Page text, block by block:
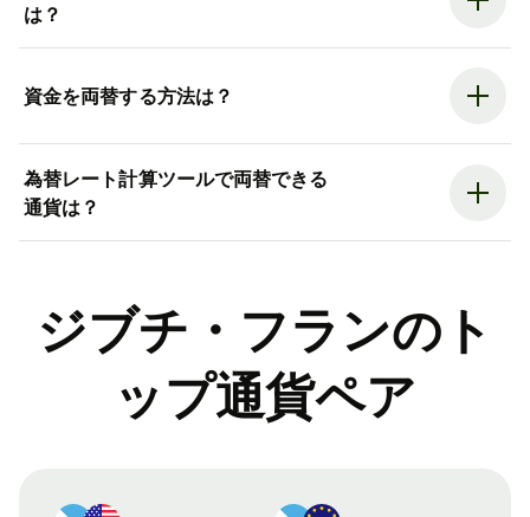
は？
資金を両替する方法は？
為替レート計算ツールで両替できる
通貨は？
ジブチ・フランのト
ップ通貨ペア